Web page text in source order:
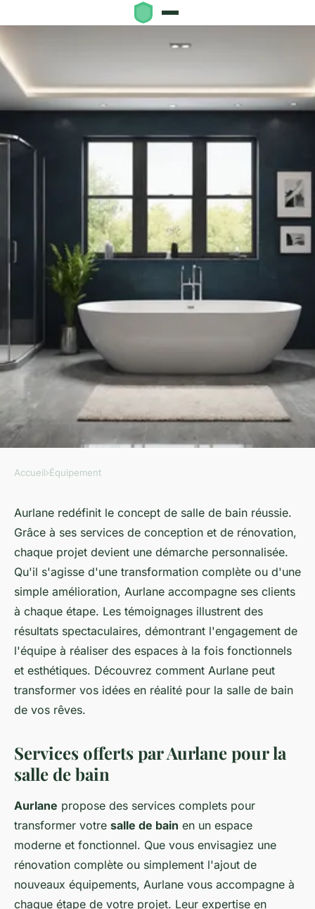
ÉQUIPEMENT
Aurlane vous accompagne
dans vos projets de salle de
bain réussis
Sarah•27 septembre 2024•6 min de lecture
Accueil›Équipement
Aurlane redéfinit le concept de salle de bain réussie.
Grâce à ses services de conception et de rénovation,
chaque projet devient une démarche personnalisée.
Qu'il s'agisse d'une transformation complète ou d'une
simple amélioration, Aurlane accompagne ses clients
à chaque étape. Les témoignages illustrent des
résultats spectaculaires, démontrant l'engagement de
l'équipe à réaliser des espaces à la fois fonctionnels
et esthétiques. Découvrez comment Aurlane peut
transformer vos idées en réalité pour la salle de bain
de vos rêves.
Services offerts par Aurlane pour la
salle de bain
Aurlane propose des services complets pour
transformer votre salle de bain en un espace
moderne et fonctionnel. Que vous envisagiez une
rénovation complète ou simplement l'ajout de
nouveaux équipements, Aurlane vous accompagne à
chaque étape de votre projet. Leur expertise en